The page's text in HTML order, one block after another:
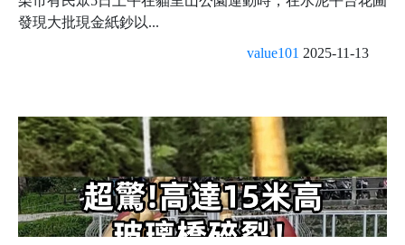
發現大批現金紙鈔以...
value101 2025-11-13